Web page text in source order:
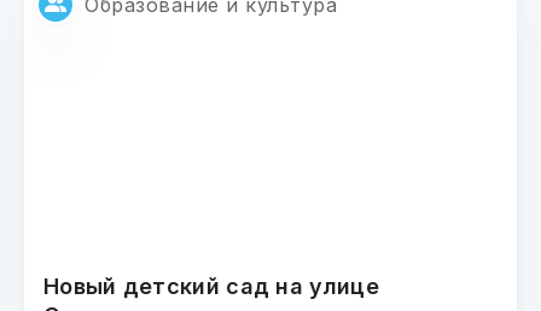
Образование и культура
Новый детский сад на улице